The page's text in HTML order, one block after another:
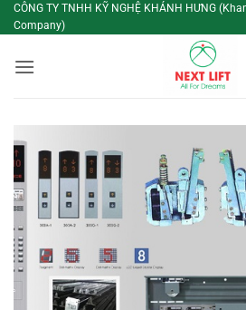
Bỏ
qua
dung
CÔNG TY TNHH KỸ NGHỆ KHÁNH HƯNG
Company)